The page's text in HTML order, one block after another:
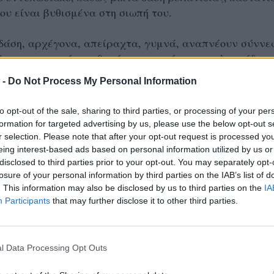
- Do Not Process My Personal Information
opt-out of the sale, sharing to third parties, or processing of your
for targeted advertising by us, please use the below opt-out
selection. Please note that after your opt-out request is processed
interest-based ads based on personal information utilized by us
to third parties prior to your opt-out. You may separately
of your personal information by third parties on the IAB’s list of
This information may also be disclosed by us to third parties on the
Participants that may further disclose it to other third parties.
Data Processing Opt Outs
είναι βυθισμένα στη σιωπή του.
αρχέγονα, απείραχτα, γυμνά, αναπνέουν
σε μικρούς αριθμούς αγριογούρουνα, αλεπούδες,
Περάσαμε το χωριό Καστανιά, ο επαρχιακός
ψηλότερα. Αφήσαμε δεξιά μας την Παναγία
είναι ένα πασίγνωστο χριστιανικό ορθόδοξο
στην Τραπεζούντα, σύμβολο για 17 αιώνες του
Το 389 μ. Χ. οι Αθηναίοι μοναχοί Βαρνάβας
στις απάτητες κορφές του Πόντου. Εκεί σε
μέτρων, είχε μεταφερθεί από αγγέλους η ιερή εικόνα
ο Ευαγγελιστής Λουκάς.
κατά καιρούς από επιδρομές των αλλόπιστων και των